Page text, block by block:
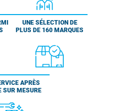
UNE SÉLECTION DE
PLUS DE 160 MARQUES
APRÈS
SUR MESURE